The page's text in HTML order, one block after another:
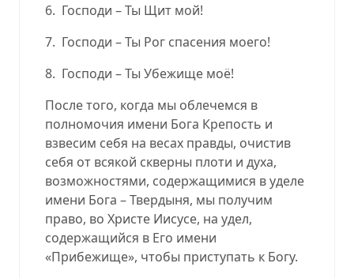
6. Господи – Ты Щит мой!
7. Господи – Ты Рог спасения моего!
8. Господи – Ты Убежище моё!
После того, когда мы облечемся в
полномочия имени Бога Крепость и
взвесим себя на весах правды, очистив
себя от всякой скверны плоти и духа,
возможностями, содержащимися в уделе
имени Бога – Твердыня, мы получим
право, во Христе Иисусе, на удел,
содержащийся в Его имени
«Прибежище», чтобы приступать к Богу.